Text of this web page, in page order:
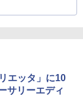
エッタ」に10
サリーエディ